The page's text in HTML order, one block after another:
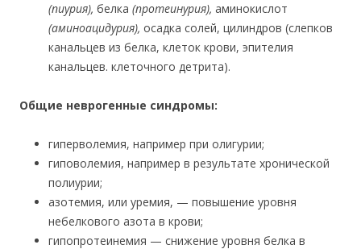
(пиурия), белка (протеинурия), аминокислот
(аминоацидурия), осадка солей, цилиндров (слепков
канальцев из белка, клеток крови, эпителия
канальцев. клеточного детрита).
Общие неврогенные синдромы:
гиперволемия, например при олигурии;
гиповолемия, например в результате хронической
полиурии;
азотемия, или уремия, — повышение уровня
небелкового азота в крови;
гипопротеинемия — снижение уровня белка в